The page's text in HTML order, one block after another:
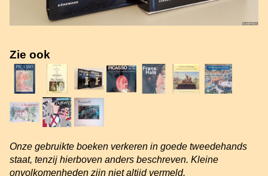
Zie ook
Onze gebruikte boeken verkeren in goede tweedehands
staat, tenzij hierboven anders beschreven. Kleine
onvolkomenheden zijn niet altijd vermeld.